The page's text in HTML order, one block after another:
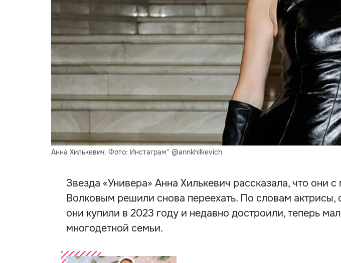
Анна Хилькевич. Фото: Инстаграм* @annkhilkevich
Звезда «Универа» Анна Хилькевич рассказала, что они
Волковым решили снова переехать. По словам актрисы,
они купили в 2023 году и недавно достроили, теперь
многодетной семьи.